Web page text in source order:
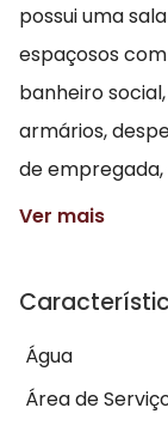
possui uma
espaçosos
banheiro
armários,
de
Ver mais
Água
Área de